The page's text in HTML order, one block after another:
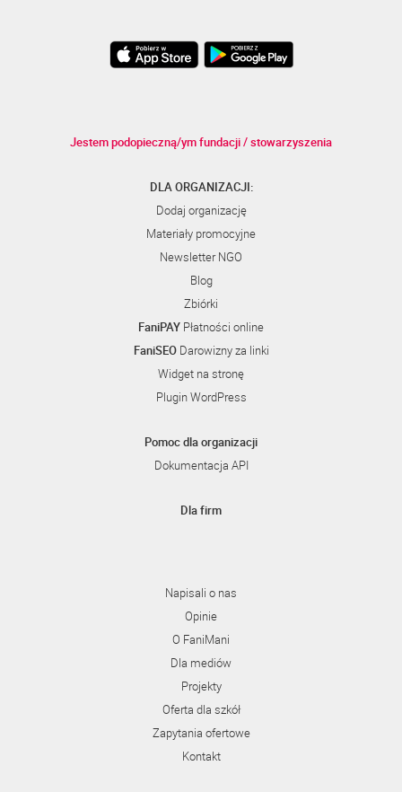
Jestem podopieczną/ym fundacji / stowarzyszenia
DLA ORGANIZACJI:
Dodaj organizację
Materiały promocyjne
Newsletter NGO
Blog
Zbiórki
FaniPAY Płatności online
FaniSEODarowizny za linki
Widget na stronę
Plugin WordPress
Pomoc dla organizacji
Dokumentacja API
Dla firm
Napisali o nas
Opinie
O FaniMani
Dla mediów
Projekty
Oferta dla szkół
Zapytania ofertowe
Kontakt